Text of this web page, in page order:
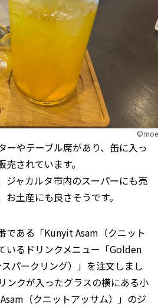
©︎moe
ーやテーブル席があり、缶に入っ
されています。
ジャカルタ市内のスーパーにも売
土産にも良さそうです。
である「Kunyit Asam（クニット
いるドリンクメニュー「Golden
パークリング）」を注文しまし
ンクが入ったグラスの横にある小
（クニットアッサム）」のジ